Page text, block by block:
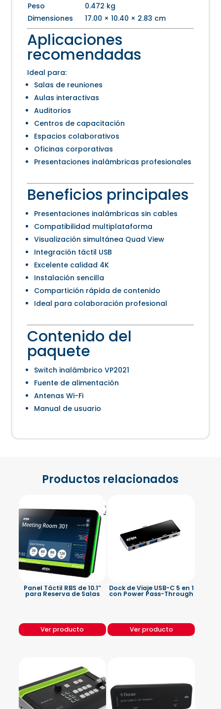
Peso
0.472 kg
Dimensiones
17.00 × 10.40 × 2.83 cm
Aplicaciones
recomendadas
Ideal para:
Salas de reuniones
Aulas interactivas
Auditorios
Centros de capacitación
Espacios colaborativos
Oficinas corporativas
Presentaciones inalámbricas profesionales
Beneficios principales
Presentaciones inalámbricas sin cables
Compatibilidad multiplataforma
Visualización simultánea Quad View
Integración táctil USB
Excelente calidad 4K
Instalación sencilla
Compartición rápida de contenido
Ideal para colaboración profesional
Contenido del
paquete
Switch inalámbrico VP2021
Fuente de alimentación
Antenas Wi-Fi
Manual de usuario
Productos relacionados
Panel Táctil RBS de 10.1”
para Reserva de Salas
Ver producto
Dock de Viaje USB-C 5 en 1
con Power Pass-Through
Ver producto